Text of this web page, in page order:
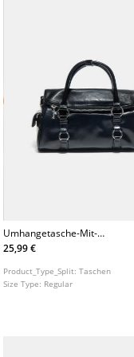
Umhangetasche-Mit-
Uberschlag-Und-Reiverschluss
25,99 €
Product_Type_Split:Taschen
Size Type: Regular